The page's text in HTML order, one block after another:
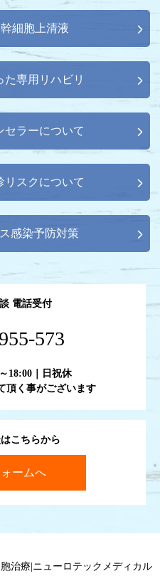
細胞上清液
専用リハビリ
セラーについて
リスクについて
感染予防対策
こちらから
ームへ
電話受付
573
18:00｜日祝休
頂く事がございます
治療|ニューロテックメディカル